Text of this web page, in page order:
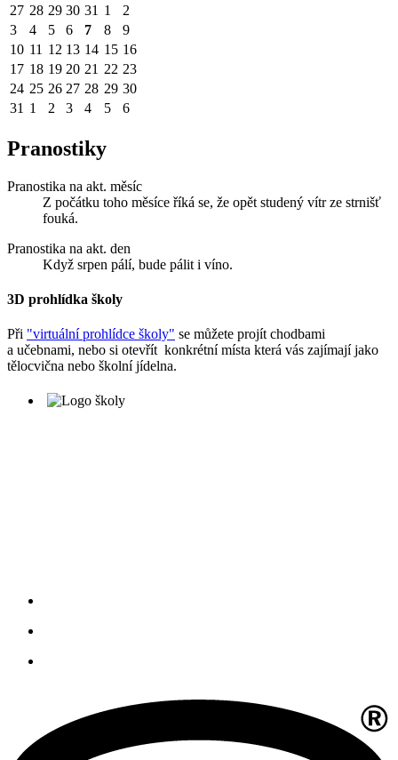
27 28 29 30 31 1
2
3
4 5 6 7 8
9
10 11 12 13 14 15 16
17 18 19 20 21 22 23
24 25 26 27 28 29 30
31 1 2 3 4 5 6
Pranostiky
Pranostika na akt. měsíc
Z počátku toho měsíce říká se, že opět studený vítr ze strnišť
fouká.
Pranostika na akt. den
Když srpen pálí, bude pálit i víno.
3D prohlídka školy
Při "virtuální prohlídce školy" se můžete projít chodbami
a učebnami, nebo si otevřít konkrétní místa která vás zajímají jako
tělocvična nebo školní jídelna.